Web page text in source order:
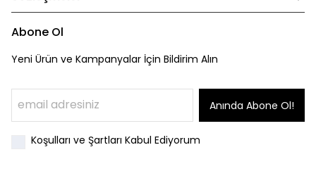
Abone Ol
Yeni Ürün ve Kampanyalar İçin Bildirim Alın
Anında Abone Ol!
Koşulları ve Şartları Kabul Ediyorum